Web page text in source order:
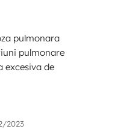
pulmonara
pulmonare
excesiva de
2023